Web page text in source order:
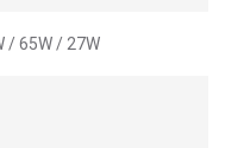
/ 65W / 27W